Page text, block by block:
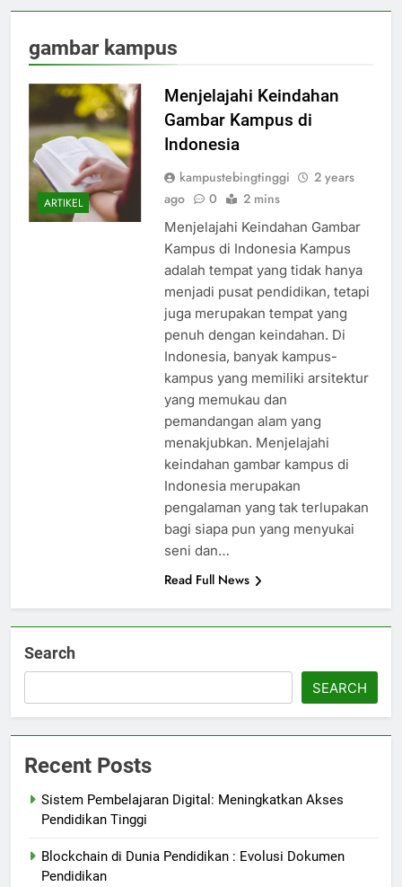
gambar kampus
ARTIKEL
Menjelajahi Keindahan
Gambar Kampus di
Indonesia
kampustebingtinggi
2 years
ago
0 2 mins
Menjelajahi Keindahan Gambar
Kampus di Indonesia Kampus
adalah tempat yang tidak hanya
menjadi pusat pendidikan, tetapi
juga merupakan tempat yang
penuh dengan keindahan. Di
Indonesia, banyak kampus-
kampus yang memiliki arsitektur
yang memukau dan
pemandangan alam yang
menakjubkan. Menjelajahi
keindahan gambar kampus di
Indonesia merupakan
pengalaman yang tak terlupakan
bagi siapa pun yang menyukai
seni dan…
Read Full News
Search
SEARCH
Recent Posts
Sistem Pembelajaran Digital: Meningkatkan Akses
Pendidikan Tinggi
Blockchain di Dunia Pendidikan : Evolusi Dokumen
Pendidikan